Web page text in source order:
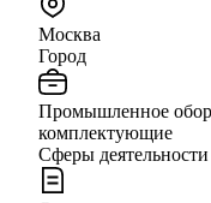
Москва
Город
Промышленное
комплектующие
Сферы деятельности